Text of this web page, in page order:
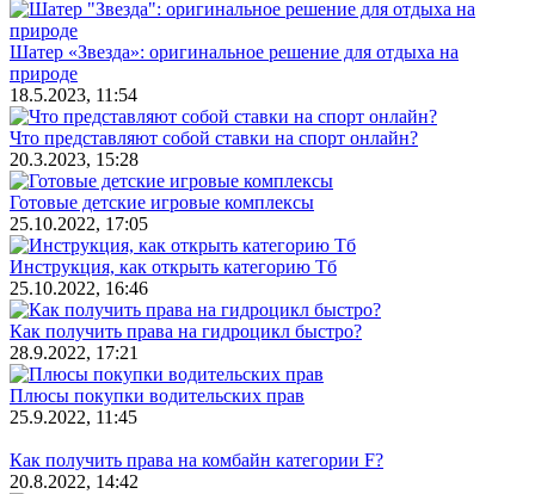
Шатер «Звезда»: оригинальное решение для отдыха на
природе
18.5.2023, 11:54
Что представляют собой ставки на спорт онлайн?
20.3.2023, 15:28
Готовые детские игровые комплексы
25.10.2022, 17:05
Инструкция, как открыть категорию Тб
25.10.2022, 16:46
Как получить права на гидроцикл быстро?
28.9.2022, 17:21
Плюсы покупки водительских прав
25.9.2022, 11:45
Как получить права на комбайн категории F?
20.8.2022, 14:42